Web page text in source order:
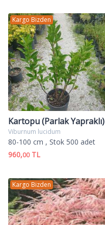
Kargo Bizden
Kartopu (Parlak Yapraklı)
Viburnum lucidum
80-100 cm , Stok 500 adet
960,00TL
Kargo Bizden